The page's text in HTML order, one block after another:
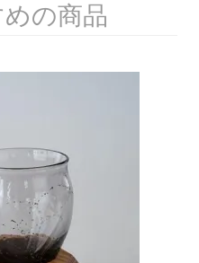
の商品